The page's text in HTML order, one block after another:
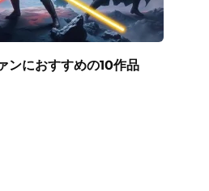
ンにおすすめの10作品